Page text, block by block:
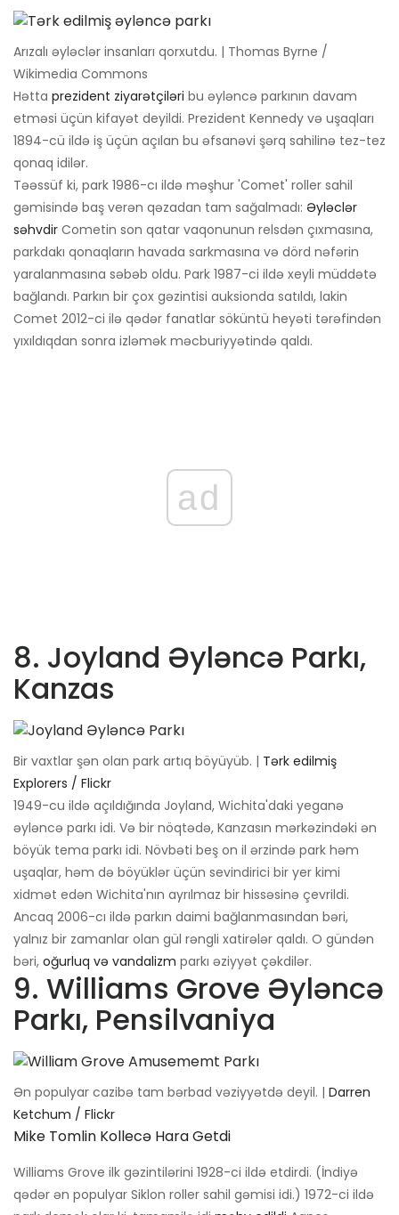
Arızalı əyləclər insanları qorxutdu. | Thomas Byrne /
Wikimedia Commons
Hətta prezident ziyarətçiləri bu əyləncə parkının davam
etməsi üçün kifayət deyildi. Prezident Kennedy və uşaqları
1894-cü ildə iş üçün açılan bu əfsanəvi şərq sahilinə tez-tez
qonaq idilər.
Təəssüf ki, park 1986-cı ildə məşhur 'Comet' roller sahil
gəmisində baş verən qəzadan tam sağalmadı: Əyləclər
səhvdir Cometin son qatar vaqonunun relsdən çıxmasına,
parkdakı qonaqların havada sarkmasına və dörd nəfərin
yaralanmasına səbəb oldu. Park 1987-ci ildə xeyli müddətə
bağlandı. Parkın bir çox gəzintisi auksionda satıldı, lakin
Comet 2012-ci ilə qədər fanatlar söküntü heyəti tərəfindən
yıxıldıqdan sonra izləmək məcburiyyətində qaldı.
ad
8. Joyland Əyləncə Parkı,
Kanzas
Bir vaxtlar şən olan park artıq böyüyüb. | Tərk edilmiş
Explorers / Flickr
1949-cu ildə açıldığında Joyland, Wichita'daki yeganə
əyləncə parkı idi. Və bir nöqtədə, Kanzasın mərkəzindəki ən
böyük tema parkı idi. Növbəti beş on il ərzində park həm
uşaqlar, həm də böyüklər üçün sevindirici bir yer kimi
xidmət edən Wichita'nın ayrılmaz bir hissəsinə çevrildi.
Ancaq 2006-cı ildə parkın daimi bağlanmasından bəri,
yalnız bir zamanlar olan gül rəngli xatirələr qaldı. O gündən
bəri, oğurluq və vandalizm parkı əziyyət çəkdilər.
9. Williams Grove Əyləncə
Parkı, Pensilvaniya
Ən populyar cazibə tam bərbad vəziyyətdə deyil. | Darren
Ketchum / Flickr
Mike Tomlin Kollecə Hara Getdi
Williams Grove ilk gəzintilərini 1928-ci ildə etdirdi. (İndiyə
qədər ən populyar Siklon roller sahil gəmisi idi.) 1972-ci ildə